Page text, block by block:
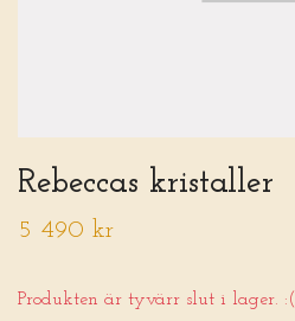
Rebeccas kristaller
5 490 kr
Produkten är tyvärr slut i lager. :(